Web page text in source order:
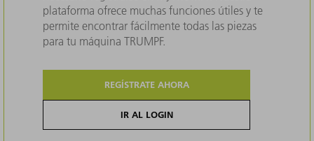
plataforma ofrece muchas funciones útiles y te
permite encontrar fácilmente todas las piezas
para tu máquina TRUMPF.
REGÍSTRATE AHORA
IR AL LOGIN